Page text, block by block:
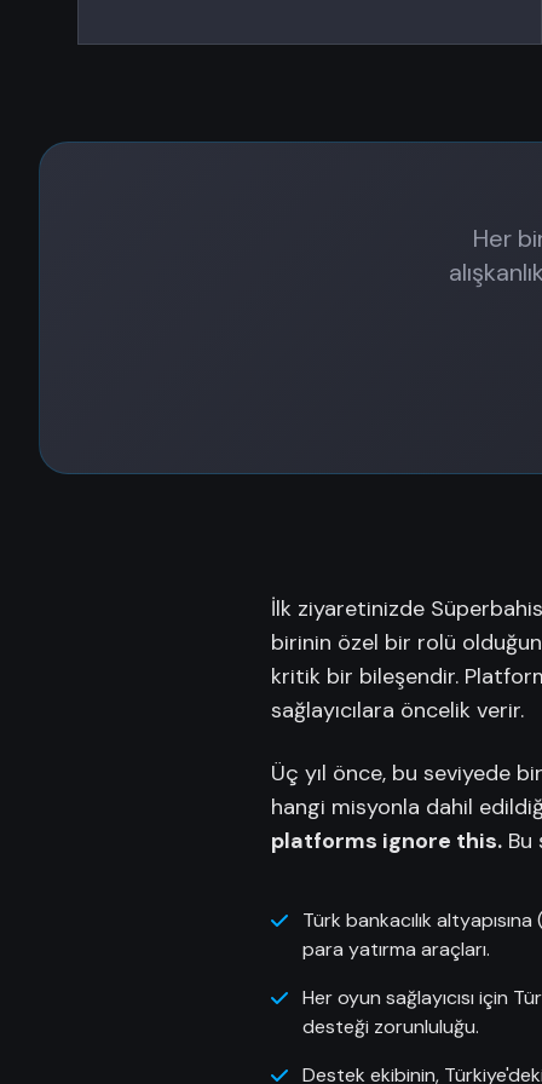
Her
İlk ziyaretinizde
birinin özel bir rolü
kritik bir bileşendir.
sağlayıcılara öncelik verir.
Üç yıl önce, bu seviyede
hangi misyonla dahil
platforms ignore this. Bu
Türk bankacılık
para yatırma araçları.
Her oyun sağlayıcısı için
desteği zorunluluğu.
Destek ekibinin,